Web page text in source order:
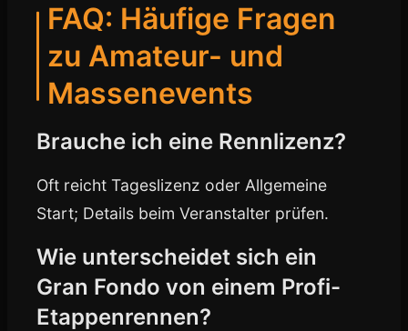
FAQ: Häufige Fragen
zu Amateur- und
Massenevents
Brauche ich eine Rennlizenz?
Oft reicht Tageslizenz oder Allgemeine
Start; Details beim Veranstalter prüfen.
Wie unterscheidet sich ein
Gran Fondo von einem Profi-
Etappenrennen?